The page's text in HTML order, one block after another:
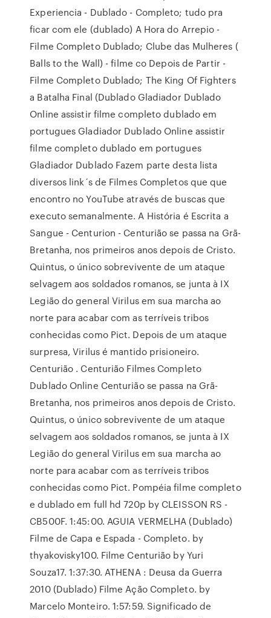
Experiencia - Dublado - Completo; tudo pra
ficar com ele (dublado) A Hora do Arrepio -
Filme Completo Dublado; Clube das Mulheres (
Balls to the Wall) - filme co Depois de Partir -
Filme Completo Dublado; The King Of Fighters
a Batalha Final (Dublado Gladiador Dublado
Online assistir filme completo dublado em
portugues Gladiador Dublado Online assistir
filme completo dublado em portugues
Gladiador Dublado Fazem parte desta lista
diversos link´s de Filmes Completos que que
encontro no YouTube através de buscas que
executo semanalmente. A História é Escrita a
Sangue - Centurion - Centurião se passa na Grã-
Bretanha, nos primeiros anos depois de Cristo.
Quintus, o único sobrevivente de um ataque
selvagem aos soldados romanos, se junta à IX
Legião do general Virilus em sua marcha ao
norte para acabar com as terríveis tribos
conhecidas como Pict. Depois de um ataque
surpresa, Virilus é mantido prisioneiro.
Centurião . Centurião Filmes Completo
Dublado Online Centurião se passa na Grã-
Bretanha, nos primeiros anos depois de Cristo.
Quintus, o único sobrevivente de um ataque
selvagem aos soldados romanos, se junta à IX
Legião do general Virilus em sua marcha ao
norte para acabar com as terríveis tribos
conhecidas como Pict. Pompéia filme completo
e dublado em full hd 720p by CLEISSON RS -
CB500F. 1:45:00. AGUIA VERMELHA (Dublado)
Filme de Capa e Espada - Completo. by
thyakovisky100. Filme Centurião by Yuri
Souza17. 1:37:30. ATHENA : Deusa da Guerra
2010 (Dublado) Filme Ação Completo. by
Marcelo Monteiro. 1:57:59. Significado de